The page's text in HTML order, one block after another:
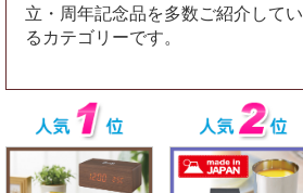
～15,000円
～50,000円
立・周年記念品を多数ご紹介してい
るカテゴリーです。